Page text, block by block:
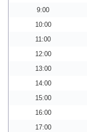
9:00
10:00
11:00
12:00
13:00
14:00
15:00
16:00
17:00